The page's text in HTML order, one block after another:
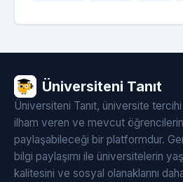
Üniversiteni Tanıt
Üniversiteni Tanıt, üniversite
ilham veren ve mevcut
paylaşabileceği bir platformdur.
bilgi paylaşımı ile üniversitelerin
kalitesini ve sosyal olanaklarını